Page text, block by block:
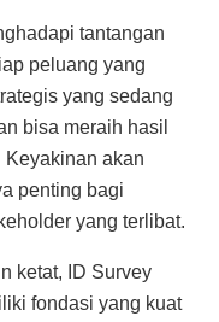
tantangan
peluang yang
yang sedang
bisa meraih hasil
Keyakinan akan
penting bagi
yang terlibat.
ketat, ID Survey
fondasi yang kuat